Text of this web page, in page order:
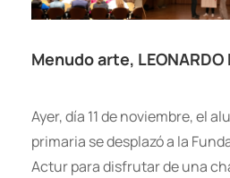
Menudo arte, LEONARDO
Ayer, día 11 de noviembre, el
primaria se desplazó a la
Actur para disfrutar de una